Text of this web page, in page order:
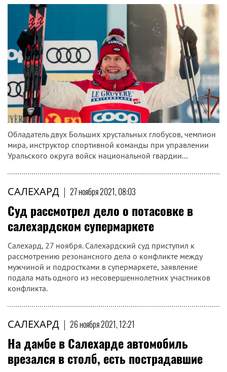
Обладатель двух Больших хрустальных глобусов, чемпион
мира, инструктор спортивной команды при управлении
Уральского округа войск национальной гвардии...
САЛЕХАРД | 27 ноября 2021, 08:03
Суд рассмотрел дело о потасовке в
салехардском супермаркете
Салехард, 27 ноября. Салехардский суд приступил к
рассмотрению резонансного дела о конфликте между
мужчиной и подростками в супермаркете, заявление
подала мать одного из несовершеннолетних участников
конфликта.
САЛЕХАРД | 26 ноября 2021, 12:21
На дамбе в Салехарде автомобиль
врезался в столб, есть пострадавшие